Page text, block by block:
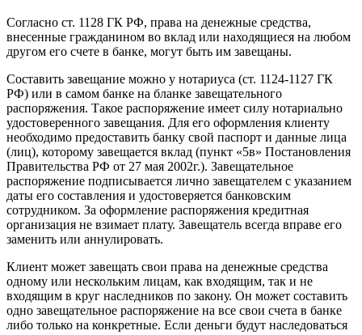
Согласно ст. 1128 ГК РФ, права на денежные средства,
внесенные гражданином во вклад или находящиеся на любом
другом его счете в банке, могут быть им завещаны.
Составить завещание можно у нотариуса (ст. 1124-1127 ГК
РФ) или в самом банке на бланке завещательного
распоряжения. Такое распоряжение имеет силу нотариально
удостоверенного завещания. Для его оформления клиенту
необходимо предоставить банку свой паспорт и данные лица
(лиц), которому завещается вклад (пункт «5в» Постановления
Правительства РФ от 27 мая 2002г.). Завещательное
распоряжение подписывается лично завещателем с указанием
даты его составления и удостоверяется банковским
сотрудником. За оформление распоряжения кредитная
организация не взимает плату. Завещатель всегда вправе его
заменить или аннулировать.
Клиент может завещать свои права на денежные средства
одному или нескольким лицам, как входящим, так и не
входящим в круг наследников по закону. Он может составить
одно завещательное распоряжение на все свои счета в банке
либо только на конкретные. Если деньги будут наследоваться